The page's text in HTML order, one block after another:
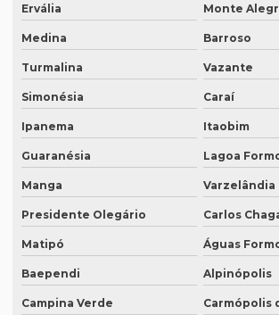
Intérprete de negócios
Intérprete para palestras
Intérprete português chinês
Intérprete português inglês profissional
Intérprete profissional coreano português
Intérprete profissional em eventos
Intérprete profissional de francês
Intérprete profissional de japonês
Ervália Monte
Medina Barroso
Turmalina Vazante
Simonésia Caraí
Ipanema Itaobim
Guaranésia Lagoa
Manga Varzelândia
Presidente Olegário Carlos
Matipó Águas
Baependi Alpinópolis
Campina Verde Carmópolis